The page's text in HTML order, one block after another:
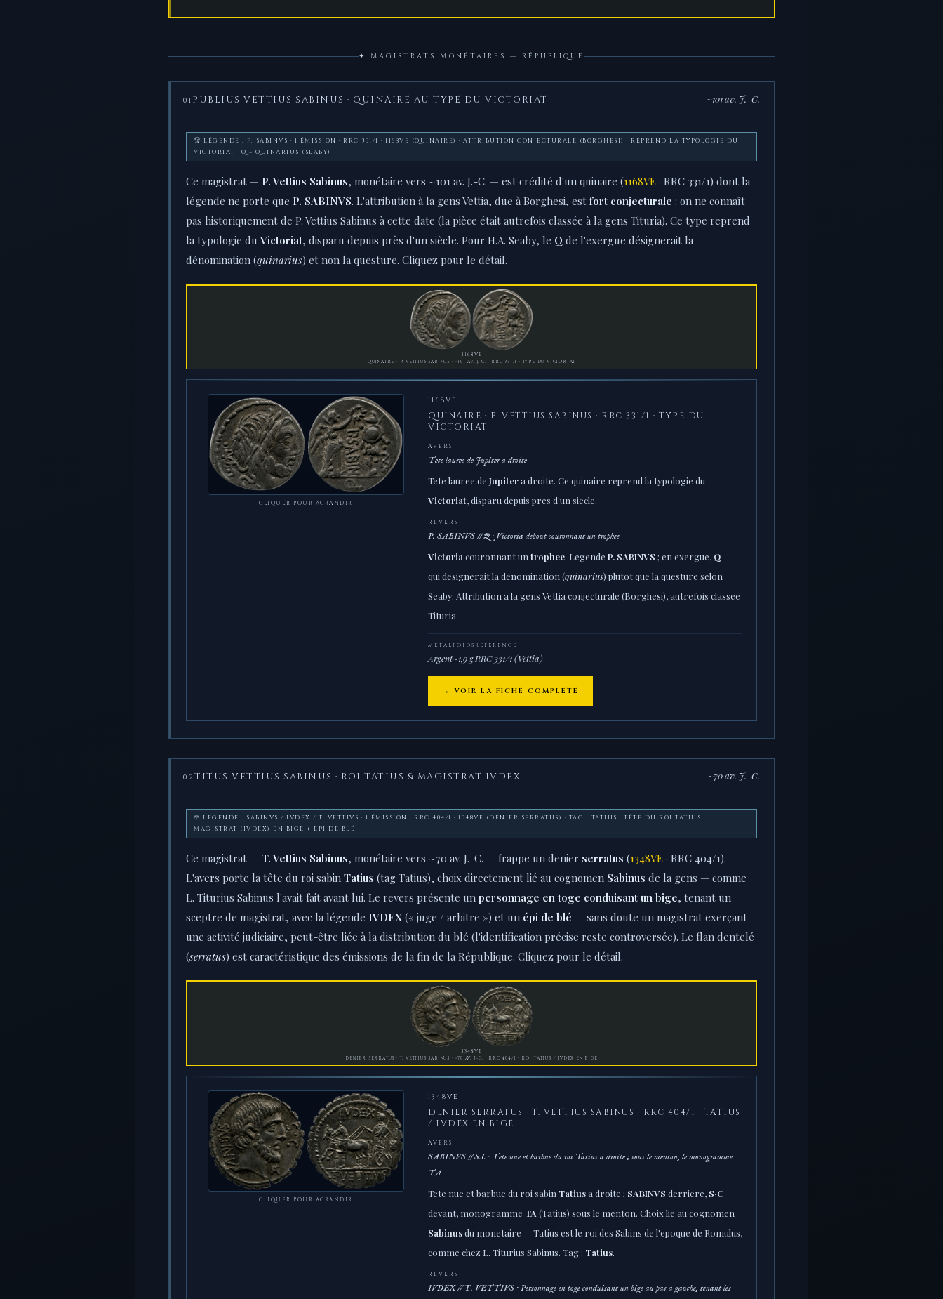
✦ MAGISTRATS MONÉTAIRES — RÉPUBLIQUE
01 PUBLIUS VETTIUS SABINUS · QUINAIRE AU TYPE DU VICTORIAT ~101 av. J.-C.
🏆 LÉGENDE : P. SABINVS · 1 ÉMISSION · RRC 331/1 · 1168VE (QUINAIRE) · ATTRIBUTION CONJECTURALE (BORGHESI) · REPREND LA TYPOLOGIE DU
VICTORIAT · Q = QUINARIUS (SEABY)
Ce magistrat — P. Vettius Sabinus, monétaire vers ~101 av. J.-C. — est crédité d'un quinaire (1168VE · RRC 331/1) dont la
légende ne porte que P. SABINVS. L'attribution à la gens Vettia, due à Borghesi, est fort conjecturale : on ne connaît
pas historiquement de P. Vettius Sabinus à cette date (la pièce était autrefois classée à la gens Tituria). Ce type reprend
la typologie duVictoriat, disparu depuis près d'un siècle. Pour H.A. Seaby, le Q de l'exergue désignerait la
dénomination (quinarius) et non la questure. Cliquez pour le détail.
1168VE
QUINAIRE · P. VETTIUS SABINUS · ~101 AV. J.-C. · RRC 331/1 · TYPE DU VICTORIAT
CLIQUER POUR AGRANDIR
1168VE
QUINAIRE · P. VETTIUS SABINUS · RRC 331/1 · TYPE DU
VICTORIAT
AVERS
Tete lauree de Jupiter a droite
Tete lauree de Jupitera droite. Ce quinaire reprend la typologie du
Victoriat, disparu depuis pres d'un siecle.
REVERS
P. SABINVS // Q · Victoria debout couronnant un trophee
Victoria couronnant un trophee. Legende P. SABINVS ; en exergue, Q —
qui designerait la denomination (quinarius) plutot que la questure selon
Seaby. Attribution a la gens Vettia conjecturale (Borghesi), autrefois classee
Tituria.
METAL
Argent
POIDS
~1,9 g
REFERENCE
RRC 331/1 (Vettia)
→ VOIR LA FICHE COMPLÈTE
02 TITUS VETTIUS SABINUS · ROI TATIUS & MAGISTRAT IVDEX ~70 av. J.-C.
⚖️ LÉGENDE : SABINVS / IVDEX / T. VETTIVS · 1 ÉMISSION · RRC 404/1 · 1348VE (DENIER SERRATUS) · TAG : TATIUS · TÊTE DU ROI TATIUS ·
MAGISTRAT (IVDEX) EN BIGE + ÉPI DE BLÉ
Ce magistrat — T. Vettius Sabinus, monétaire vers ~70 av. J.-C. — frappe un denier serratus (1348VE · RRC 404/1).
L'avers porte la tête du roi sabin Tatius (tag Tatius), choix directement lié au cognomen Sabinus de la gens — comme
L. Titurius Sabinus l'avait fait avant lui. Le revers présente un personnage en toge conduisant un bige, tenant un
sceptre de magistrat, avec la légende IVDEX (« juge / arbitre ») et un épi de blé — sans doute un magistrat exerçant
une activité judiciaire, peut-être liée à la distribution du blé (l'identification précise reste controversée). Le flan dentelé
(serratus) est caractéristique des émissions de la fin de la République. Cliquez pour le détail.
1348VE
DENIER SERRATUS · T. VETTIUS SABINUS · ~70 AV. J.-C. · RRC 404/1 · ROI TATIUS / IVDEX EN BIGE
CLIQUER POUR AGRANDIR
1348VE
DENIER SERRATUS · T. VETTIUS SABINUS · RRC 404/1 · TATIUS
/ IVDEX EN BIGE
AVERS
SABINVS // S.C · Tete nue et barbue du roi Tatius a droite ; sous le menton, le monogramme
TA
Tete nue et barbue du roi sabin Tatiusa droite ; SABINVS derriere, S·C
devant, monogramme TA (Tatius) sous le menton. Choix lie au cognomen
Sabinusdu monetaire — Tatius est le roi des Sabins de l'epoque de Romulus,
comme chez L. Titurius Sabinus. Tag : Tatius.
REVERS
IVDEX // T. VETTIVS · Personnage en toge conduisant un bige au pas a gauche, tenant les